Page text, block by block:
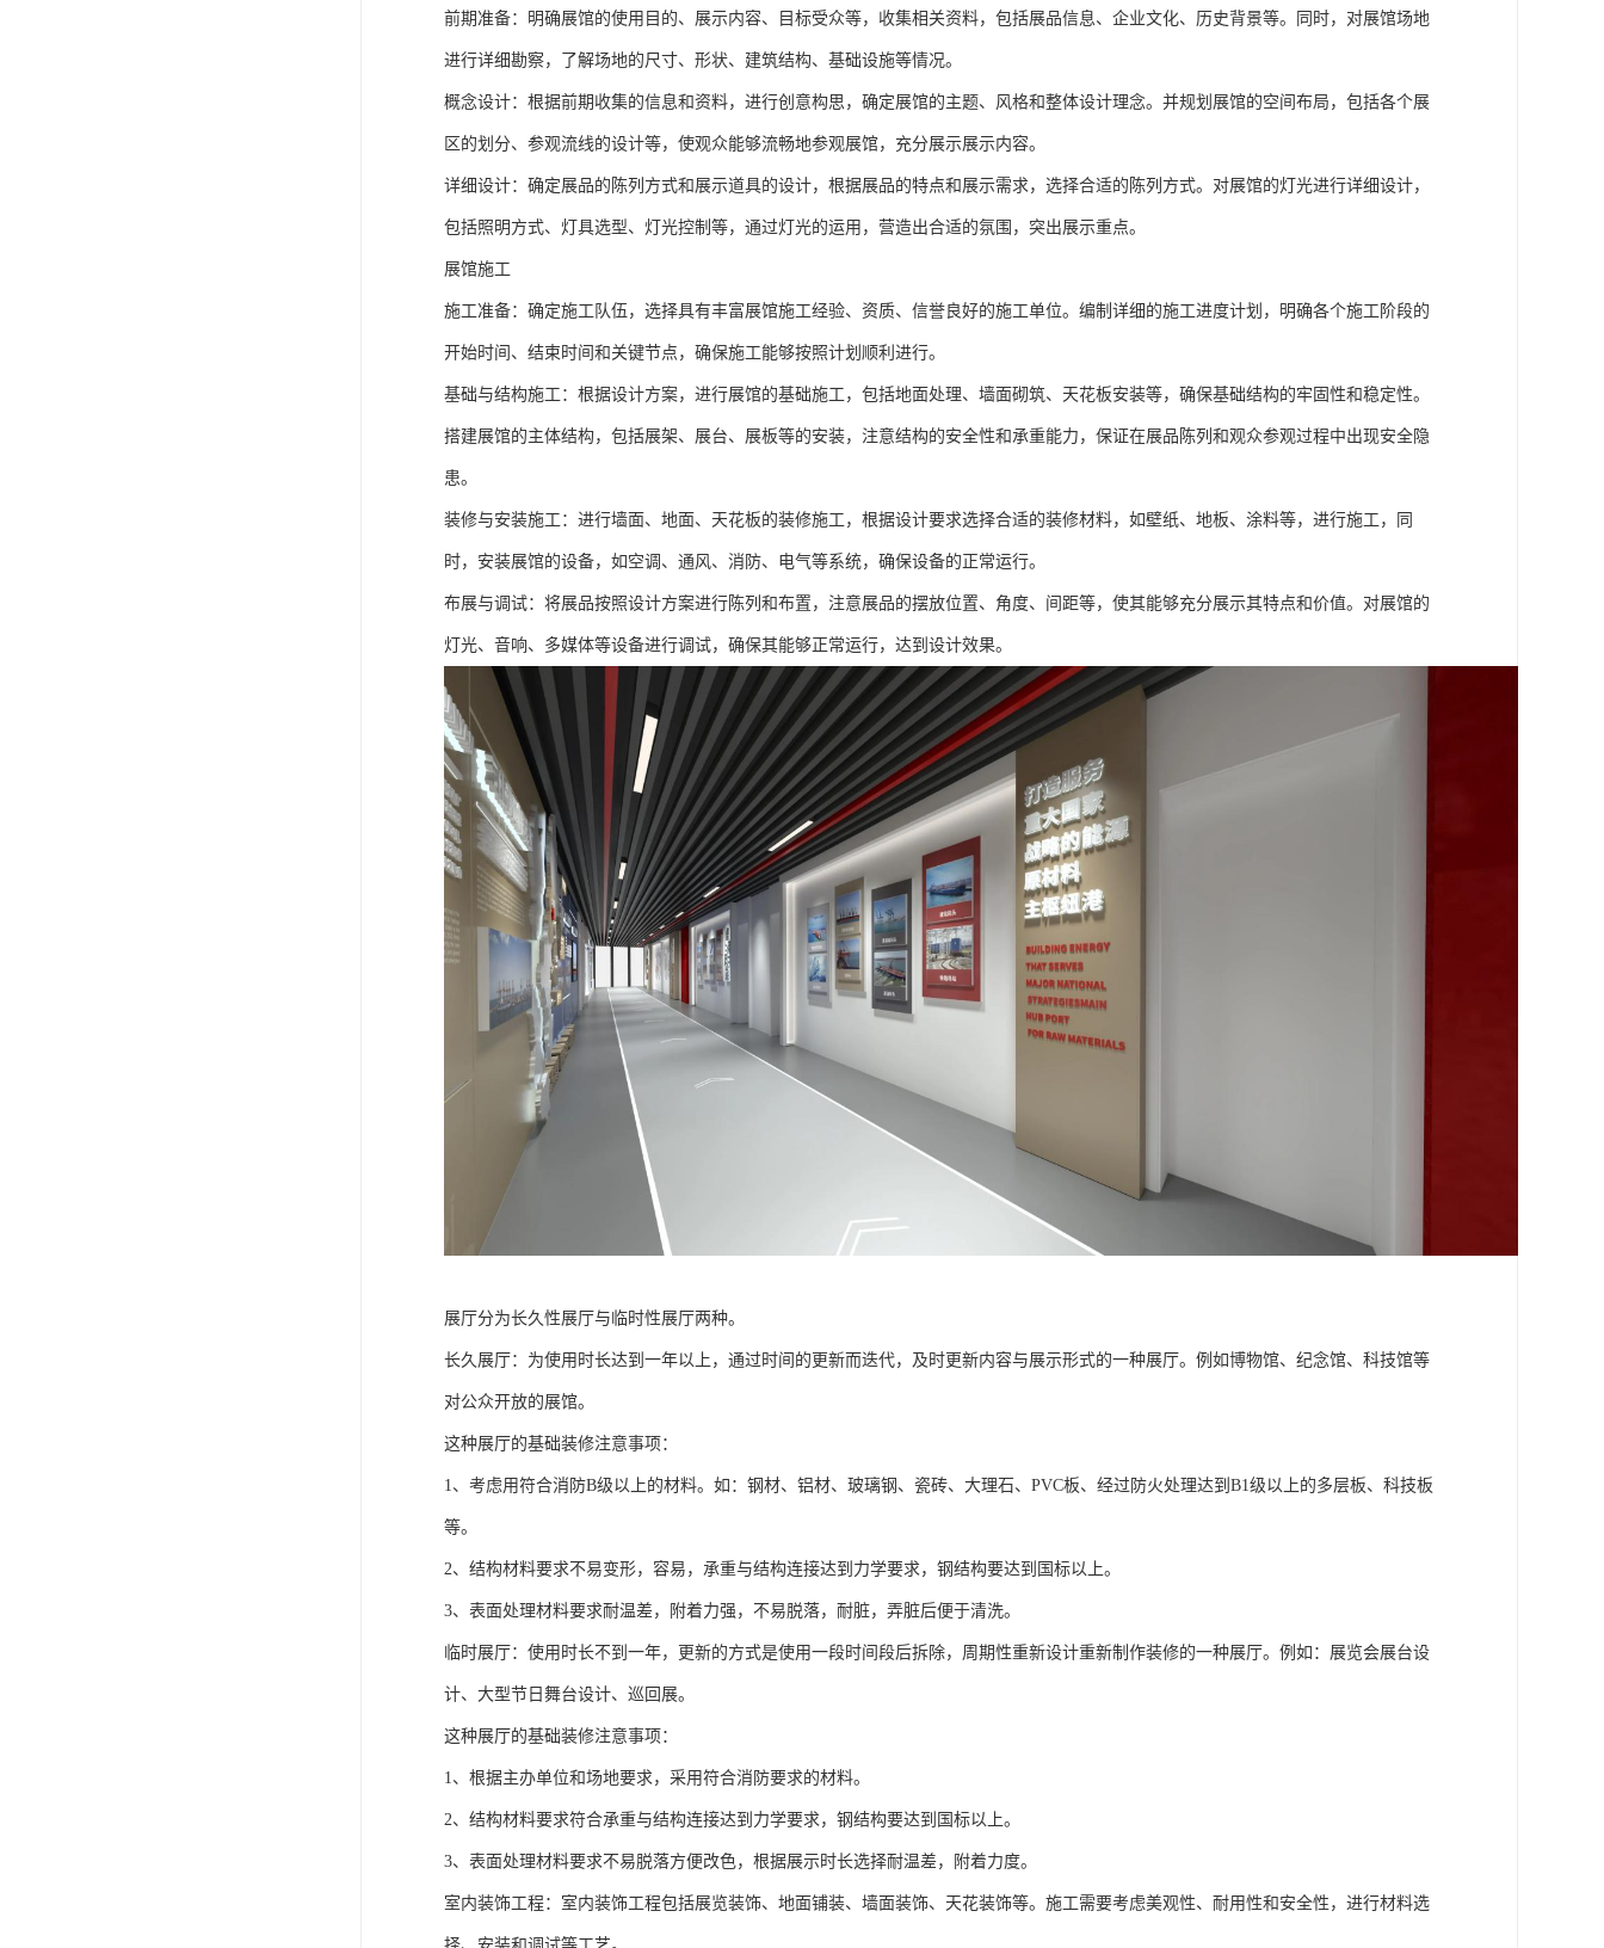
前期准备：明确展馆的使用目的、展示内容、目标受众等，收集相关资料，包括展品信息、企业文化、历史背景等。同时，对展馆场地
进行详细勘察，了解场地的尺寸、形状、建筑结构、基础设施等情况。
概念设计：根据前期收集的信息和资料，进行创意构思，确定展馆的主题、风格和整体设计理念。并规划展馆的空间布局，包括各个展
区的划分、参观流线的设计等，使观众能够流畅地参观展馆，充分展示展示内容。
详细设计：确定展品的陈列方式和展示道具的设计，根据展品的特点和展示需求，选择合适的陈列方式。对展馆的灯光进行详细设计，
包括照明方式、灯具选型、灯光控制等，通过灯光的运用，营造出合适的氛围，突出展示重点。
展馆施工
施工准备：确定施工队伍，选择具有丰富展馆施工经验、资质、信誉良好的施工单位。编制详细的施工进度计划，明确各个施工阶段的
开始时间、结束时间和关键节点，确保施工能够按照计划顺利进行。
基础与结构施工：根据设计方案，进行展馆的基础施工，包括地面处理、墙面砌筑、天花板安装等，确保基础结构的牢固性和稳定性。
搭建展馆的主体结构，包括展架、展台、展板等的安装，注意结构的安全性和承重能力，保证在展品陈列和观众参观过程中出现安全隐
患。
装修与安装施工：进行墙面、地面、天花板的装修施工，根据设计要求选择合适的装修材料，如壁纸、地板、涂料等，进行施工，同
时，安装展馆的设备，如空调、通风、消防、电气等系统，确保设备的正常运行。
布展与调试：将展品按照设计方案进行陈列和布置，注意展品的摆放位置、角度、间距等，使其能够充分展示其特点和价值。对展馆的
灯光、音响、多媒体等设备进行调试，确保其能够正常运行，达到设计效果。
展厅分为长久性展厅与临时性展厅两种。
长久展厅：为使用时长达到一年以上，通过时间的更新而迭代，及时更新内容与展示形式的一种展厅。例如博物馆、纪念馆、科技馆等
对公众开放的展馆。
这种展厅的基础装修注意事项：
1、考虑用符合消防B级以上的材料。如：钢材、铝材、玻璃钢、瓷砖、大理石、PVC板、经过防火处理达到B1级以上的多层板、科技板
等。
2、结构材料要求不易变形，容易，承重与结构连接达到力学要求，钢结构要达到国标以上。
3、表面处理材料要求耐温差，附着力强，不易脱落，耐脏，弄脏后便于清洗。
临时展厅：使用时长不到一年，更新的方式是使用一段时间段后拆除，周期性重新设计重新制作装修的一种展厅。例如：展览会展台设
计、大型节日舞台设计、巡回展。
这种展厅的基础装修注意事项：
1、根据主办单位和场地要求，采用符合消防要求的材料。
2、结构材料要求符合承重与结构连接达到力学要求，钢结构要达到国标以上。
3、表面处理材料要求不易脱落方便改色，根据展示时长选择耐温差，附着力度。
室内装饰工程：室内装饰工程包括展览装饰、地面铺装、墙面装饰、天花装饰等。施工需要考虑美观性、耐用性和安全性，进行材料选